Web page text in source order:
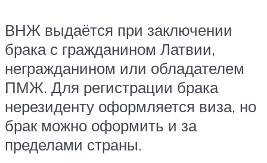
ВНЖ выдаётся при заключении
брака с гражданином Латвии,
негражданином или обладателем
ПМЖ. Для регистрации брака
нерезиденту оформляется виза, но
брак можно оформить и за
пределами страны.